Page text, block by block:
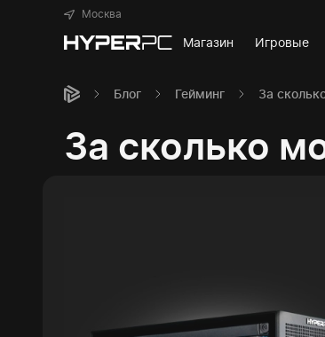
Москва
Магазин Игровые
Блог Гейминг За
За сколько